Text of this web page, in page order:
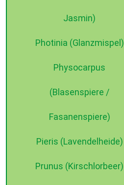
Jasmin)
Photinia (Glanzmispel)
Physocarpus
(Blasenspiere /
Fasanenspiere)
Pieris (Lavendelheide)
Prunus (Kirschlorbeer)